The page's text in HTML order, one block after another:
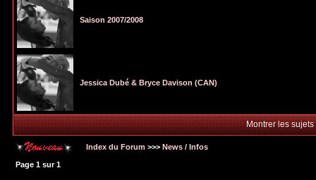
Saison 2007/2008
Jessica Dubé & Bryce Davison (CAN)
Montrer les
Index du Forum >>> News / Infos
Page 1 sur1